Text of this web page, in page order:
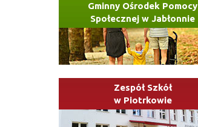
Gminny Ośrodek Pomocy
Społecznej w Jabłonnie
Zespół Szkół
w Piotrkowie